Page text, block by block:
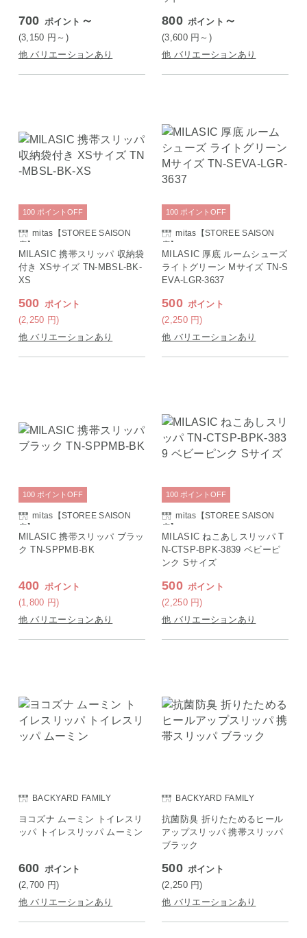
700 ポイント ～
(3,150 円 ～)
他 バリエーションあり
800 ポイント ～
(3,600 円 ～)
他 バリエーションあり
mitas【STOREE SAISON
店】
MILASIC 携帯スリッパ 収納袋
付き XSサイズ TN-MBSL-BK-
XS
500 ポイント
(2,250 円)
100 ポイント OFF
他 バリエーションあり
mitas【STOREE SAISON
店】
MILASIC 厚底 ルームシューズ
ライトグリーン Mサイズ TN-S
EVA-LGR-3637
500 ポイント
(2,250 円)
100 ポイント OFF
他 バリエーションあり
mitas【STOREE SAISON
店】
MILASIC 携帯スリッパ ブラッ
ク TN-SPPMB-BK
400 ポイント
(1,800 円)
100 ポイント OFF
他 バリエーションあり
mitas【STOREE SAISON
店】
MILASIC ねこあしスリッパ T
N-CTSP-BPK-3839 ベビーピ
ンク Sサイズ
500 ポイント
(2,250 円)
100 ポイント OFF
他 バリエーションあり
BACKYARD FAMILY
ヨコズナ ムーミン トイレスリ
ッパ トイレスリッパ ムーミン
600 ポイント
(2,700 円)
他 バリエーションあり
BACKYARD FAMILY
抗菌防臭 折りたためるヒール
アップスリッパ 携帯スリッパ
ブラック
500 ポイント
(2,250 円)
他 バリエーションあり